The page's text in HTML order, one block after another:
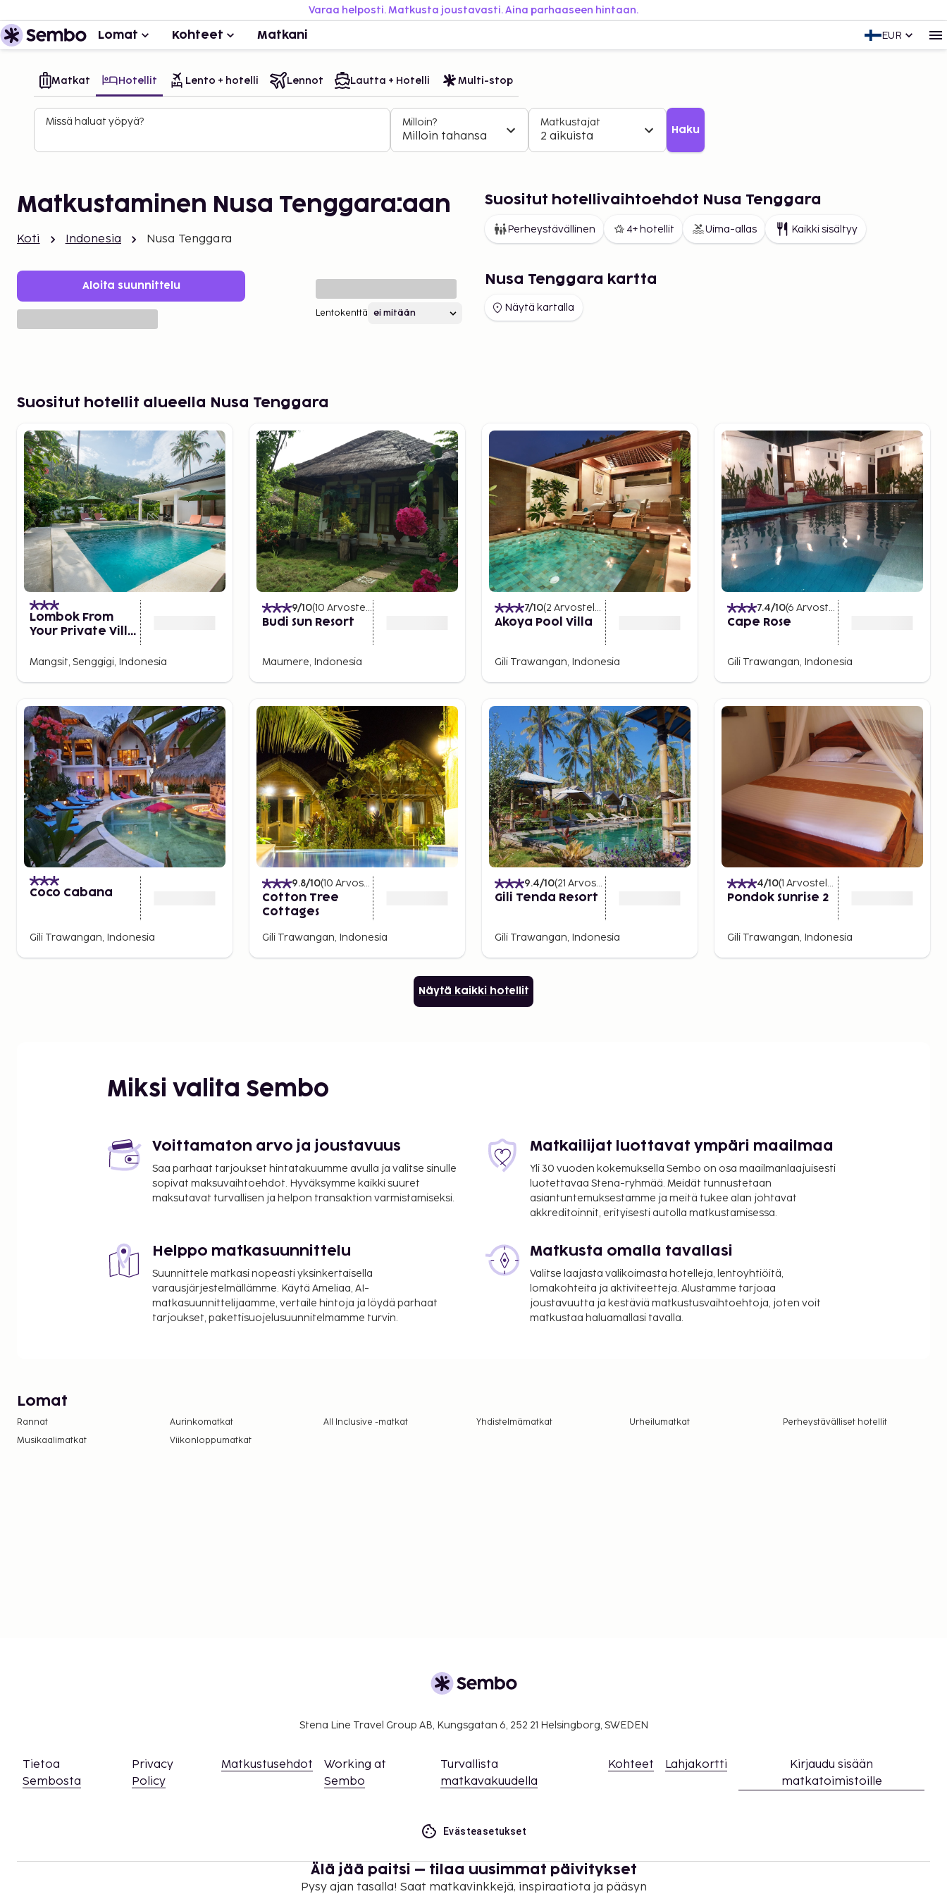
Varaa helposti. Matkusta joustavasti. Aina parhaaseen hintaan.
Lomat Kohteet Matkani EUR
Matkat Hotellit Lento + hotelli Lennot Lautta + Hotelli Multi-stop
Missä haluat yöpyä? Milloin?
Milloin tahansa
Matkustajat
2 aikuista Haku
Matkustaminen Nusa Tenggara:aan
Koti Indonesia Nusa Tenggara
Aloita suunnittelu
Lentokenttä
Suositut hotellivaihtoehdot Nusa Tenggara
Perheystävällinen 4+ hotellit Uima-allas Kaikki sisältyy
Nusa Tenggara kartta
Näytä kartalla
Suositut hotellit alueella Nusa Tenggara
Lombok From
Your Private Villa
Mangsit, Senggigi, Indonesia
9/10(10 Arvostelut
Budi Sun Resort
Maumere, Indonesia
7/10(2 Arvostelut )
Akoya Pool Villa
Gili Trawangan, Indonesia
7.4/10(6 Arvostelut
Cape Rose
Gili Trawangan, Indonesia
Coco Cabana
Gili Trawangan, Indonesia
9.8/10(10 Arvostelut
Cotton Tree
Cottages
Gili Trawangan, Indonesia
9.4/10(21 Arvostelut
Gili Tenda Resort
Gili Trawangan, Indonesia
4/10(1 Arvostelut )
Pondok Sunrise 2
Gili Trawangan, Indonesia
Näytä kaikki hotellit
Miksi valita Sembo
Voittamaton arvo ja joustavuus
Saa parhaat tarjoukset hintatakuumme avulla ja valitse sinulle
sopivat maksuvaihtoehdot. Hyväksymme kaikki suuret
maksutavat turvallisen ja helpon transaktion varmistamiseksi.
Matkailijat luottavat ympäri maailmaa
Yli 30 vuoden kokemuksella Sembo on osa maailmanlaajuisesti
luotettavaa Stena-ryhmää. Meidät tunnustetaan
asiantuntemuksestamme ja meitä tukee alan johtavat
akkreditoinnit, erityisesti autolla matkustamisessa.
Helppo matkasuunnittelu
Suunnittele matkasi nopeasti yksinkertaisella
varausjärjestelmällämme. Käytä Ameliaa, AI-
matkasuunnittelijaamme, vertaile hintoja ja löydä parhaat
tarjoukset, pakettisuojelusuunnitelmamme turvin.
Matkusta omalla tavallasi
Valitse laajasta valikoimasta hotelleja, lentoyhtiöitä,
lomakohteita ja aktiviteetteja. Alustamme tarjoaa
joustavuutta ja kestäviä matkustusvaihtoehtoja, joten voit
matkustaa haluamallasi tavalla.
Lomat
Rannat Aurinkomatkat All Inclusive -matkat Yhdistelmämatkat Urheilumatkat
Perheystävälliset hotellit
Musikaalimatkat
Viikonloppumatkat
Stena Line Travel Group AB, Kungsgatan 6, 252 21 Helsingborg, SWEDEN
Tietoa
Sembosta
Privacy
Policy
Matkustusehdot
Working at
Sembo
Turvallista
matkavakuudella
Kohteet Lahjakortti
Kirjaudu sisään
matkatoimistoille
Evästeasetukset
Älä jää paitsi – tilaa uusimmat päivitykset
Pysy ajan tasalla! Saat matkavinkkejä, inspiraatiota ja pääsyn